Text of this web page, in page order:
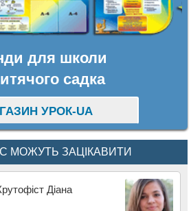
для школи
садка
УРОК-UA
МОЖУТЬ ЗАЦІКАВИТИ
Діана